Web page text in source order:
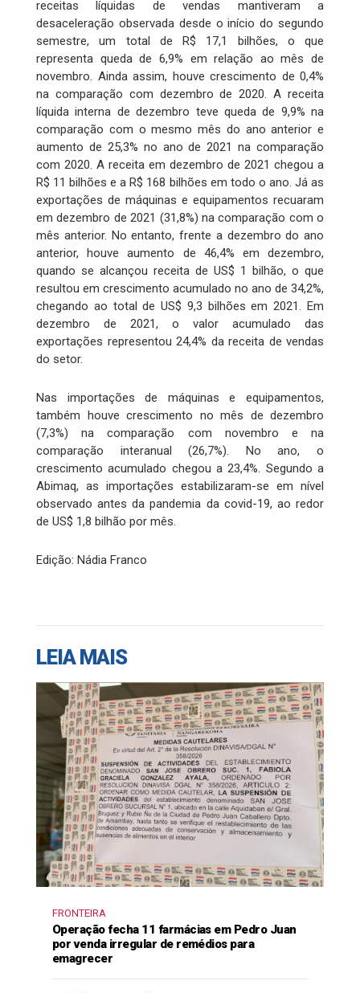
receitas líquidas de vendas mantiveram a
desaceleração observada desde o início do segundo
semestre, um total de R$ 17,1 bilhões, o que
representa queda de 6,9% em relação ao mês de
novembro. Ainda assim, houve crescimento de 0,4%
na comparação com dezembro de 2020. A receita
líquida interna de dezembro teve queda de 9,9% na
comparação com o mesmo mês do ano anterior e
aumento de 25,3% no ano de 2021 na comparação
com 2020. A receita em dezembro de 2021 chegou a
R$ 11 bilhões e a R$ 168 bilhões em todo o ano. Já as
exportações de máquinas e equipamentos recuaram
em dezembro de 2021 (31,8%) na comparação com o
mês anterior. No entanto, frente a dezembro do ano
anterior, houve aumento de 46,4% em dezembro,
quando se alcançou receita de US$ 1 bilhão, o que
resultou em crescimento acumulado no ano de 34,2%,
chegando ao total de US$ 9,3 bilhões em 2021. Em
dezembro de 2021, o valor acumulado das
exportações representou 24,4% da receita de vendas
do setor.
Nas importações de máquinas e equipamentos,
também houve crescimento no mês de dezembro
(7,3%) na comparação com novembro e na
comparação interanual (26,7%). No ano, o
crescimento acumulado chegou a 23,4%. Segundo a
Abimaq, as importações estabilizaram-se em nível
observado antes da pandemia da covid-19, ao redor
de US$ 1,8 bilhão por mês.
Edição: Nádia Franco
LEIA MAIS
FRONTEIRA
Operação fecha 11 farmácias em Pedro Juan
por venda irregular de remédios para
emagrecer